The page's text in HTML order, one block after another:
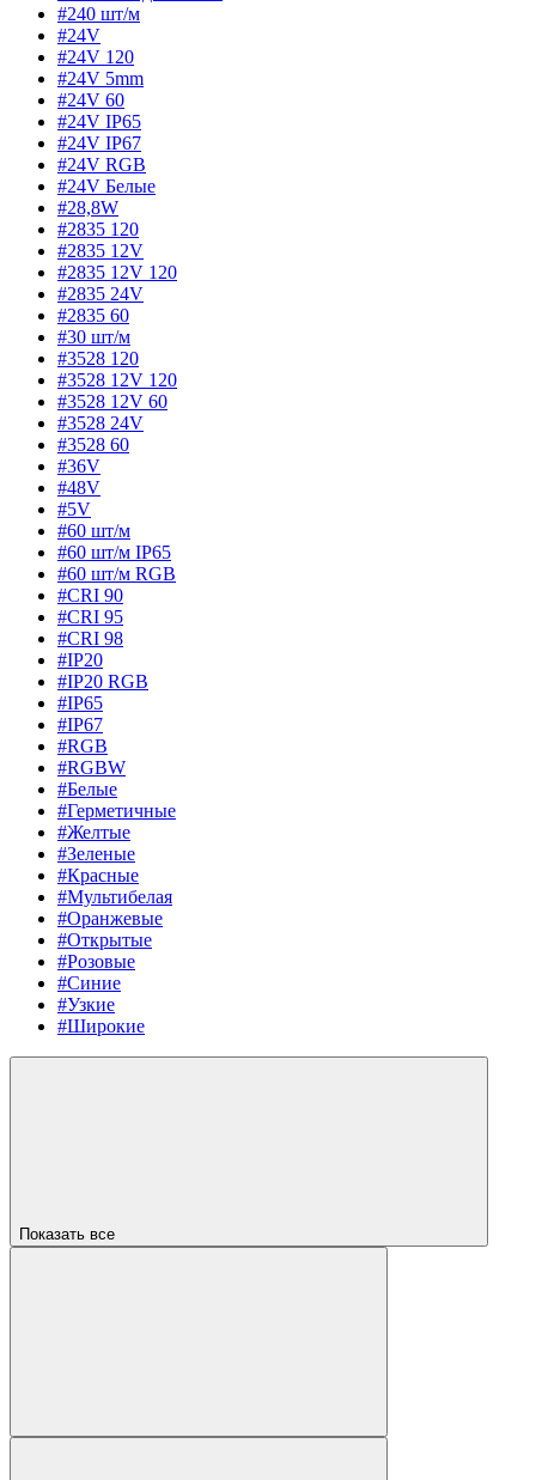
#240 шт/м
#24V
#24V 120
#24V 5mm
#24V 60
#24V IP65
#24V IP67
#24V RGB
#24V Белые
#28,8W
#2835 120
#2835 12V
#2835 12V 120
#2835 24V
#2835 60
#30 шт/м
#3528 120
#3528 12V 120
#3528 12V 60
#3528 24V
#3528 60
#36V
#48V
#5V
#60 шт/м
#60 шт/м IP65
#60 шт/м RGB
#CRI 90
#CRI 95
#CRI 98
#IP20
#IP20 RGB
#IP65
#IP67
#RGB
#RGBW
#Белые
#Герметичные
#Желтые
#Зеленые
#Красные
#Мультибелая
#Оранжевые
#Открытые
#Розовые
#Синие
#Узкие
#Широкие
Показать все